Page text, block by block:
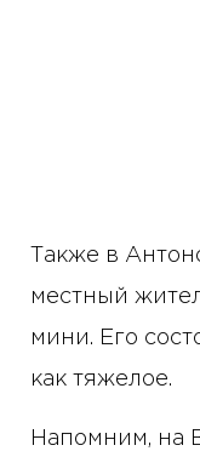
Также в
местный
мини. Его
как тяжелое.
Напомним, на